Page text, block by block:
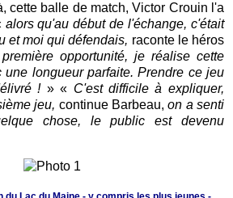
cette balle de match, Victor Crouin l'a
alors qu'au début de l'échange, c'était
et moi qui défendais, raconte le héros
opportunité, je réalise cette
une longueur parfaite. Prendre ce jeu
!» « C'est difficile à expliquer,
jeu, continue Barbeau,on a senti
chose, le public est devenu